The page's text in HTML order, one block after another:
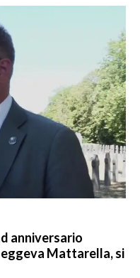
anniversario
Mattarella, si